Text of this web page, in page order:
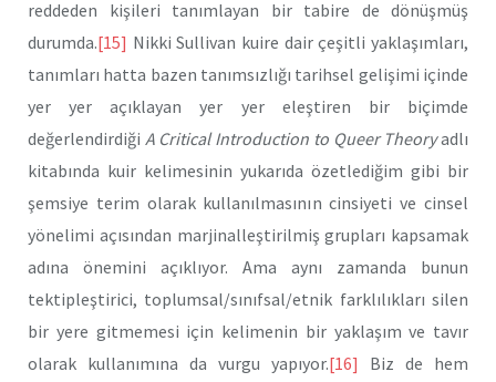
reddeden kişileri tanımlayan bir tabire de dönüşmüş
durumda.[15] Nikki Sullivan kuire dair çeşitli yaklaşımları,
tanımları hatta bazen tanımsızlığı tarihsel gelişimi içinde
yer yer açıklayan yer yer eleştiren bir biçimde
değerlendirdiği A Critical Introduction to Queer Theoryadlı
kitabında kuir kelimesinin yukarıda özetlediğim gibi bir
şemsiye terim olarak kullanılmasının cinsiyeti ve cinsel
yönelimi açısından marjinalleştirilmiş grupları kapsamak
adına önemini açıklıyor. Ama aynı zamanda bunun
tektipleştirici, toplumsal/sınıfsal/etnik farklılıkları silen
bir yere gitmemesi için kelimenin bir yaklaşım ve tavır
olarak kullanımına da vurgu yapıyor.[16] Biz de hem